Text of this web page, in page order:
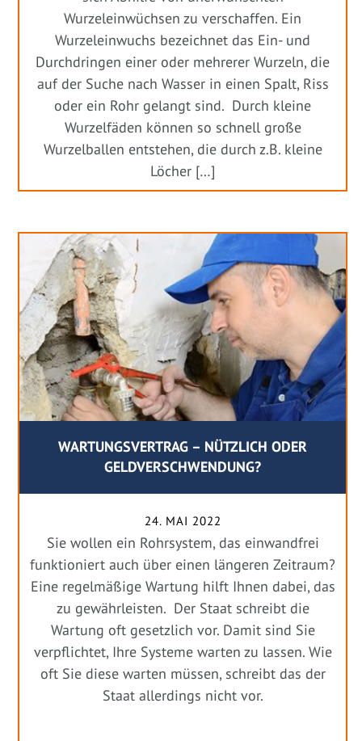
Wurzeleinwüchsen zu verschaffen. Ein
Wurzeleinwuchs bezeichnet das Ein- und
Durchdringen einer oder mehrerer Wurzeln, die
auf der Suche nach Wasser in einen Spalt, Riss
oder ein Rohr gelangt sind. Durch kleine
Wurzelfäden können so schnell große
Wurzelballen entstehen, die durch z.B. kleine
Löcher […]
WARTUNGSVERTRAG – NÜTZLICH ODER
GELDVERSCHWENDUNG?
24. MAI 2022
Sie wollen ein Rohrsystem, das einwandfrei
funktioniert auch über einen längeren Zeitraum?
Eine regelmäßige Wartung hilft Ihnen dabei, das
zu gewährleisten. Der Staat schreibt die
Wartung oft gesetzlich vor. Damit sind Sie
verpflichtet, Ihre Systeme warten zu lassen. Wie
oft Sie diese warten müssen, schreibt das der
Staat allerdings nicht vor.